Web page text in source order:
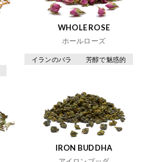
WHOLE ROSE
ホールローズ
イランのバラ 芳醇で魅惑的
IRON BUDDHA